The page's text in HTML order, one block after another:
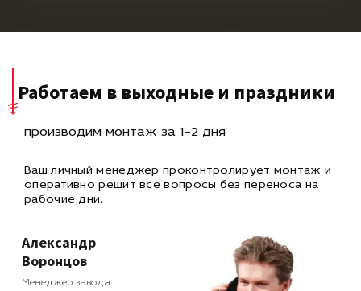
Работаем в выходные и праздники
производим монтаж за 1–2 дня
Ваш личный менеджер проконтролирует монтаж и
оперативнорешит все вопросы без переноса на
рабочие дни.
Александр
Воронцов
Менеджер завода